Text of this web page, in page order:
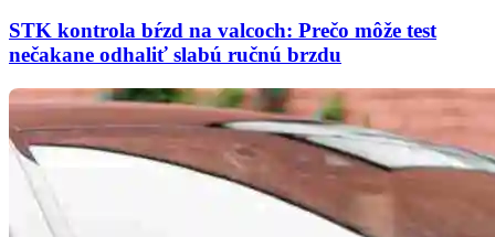
STK kontrola bŕzd na valcoch: Prečo môže test
nečakane odhaliť slabú ručnú brzdu